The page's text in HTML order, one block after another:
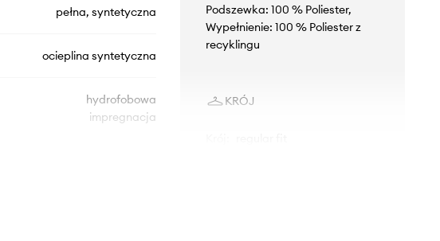
pełna, syntetyczna
ocieplina syntetyczna
hydrofobowa
impregnacja
Podszewka: 100 % Poliester,
Wypełnienie: 100 % Poliester z
recyklingu
KRÓJ